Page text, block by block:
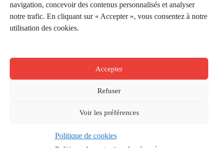
navigation, concevoir des contenus personnalisés et analyser
notre trafic. En cliquant sur « Accepter », vous consentez à notre
utilisation des cookies.
Accepter
Refuser
Voir les préférences
Politique de cookies
Application